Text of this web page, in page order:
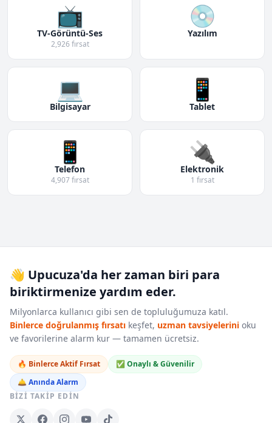
📺
TV-Görüntü-Ses
2,926 fırsat
💿
Yazılım
💻
Bilgisayar
📱
Tablet
📱
Telefon
4,907 fırsat
🔌
Elektronik
1 fırsat
👋 Upucuza'da her zaman biri para
biriktirmenize yardım eder.
Milyonlarca kullanıcı gibi sen de topluluğumuza katıl.
Binlerce doğrulanmış fırsatı keşfet, uzman tavsiyelerini oku
ve favorilerine alarm kur — tamamen ücretsiz.
🔥 Binlerce Aktif Fırsat
✅ Onaylı & Güvenilir
🛎️ Anında Alarm
BIZI TAKIP EDIN